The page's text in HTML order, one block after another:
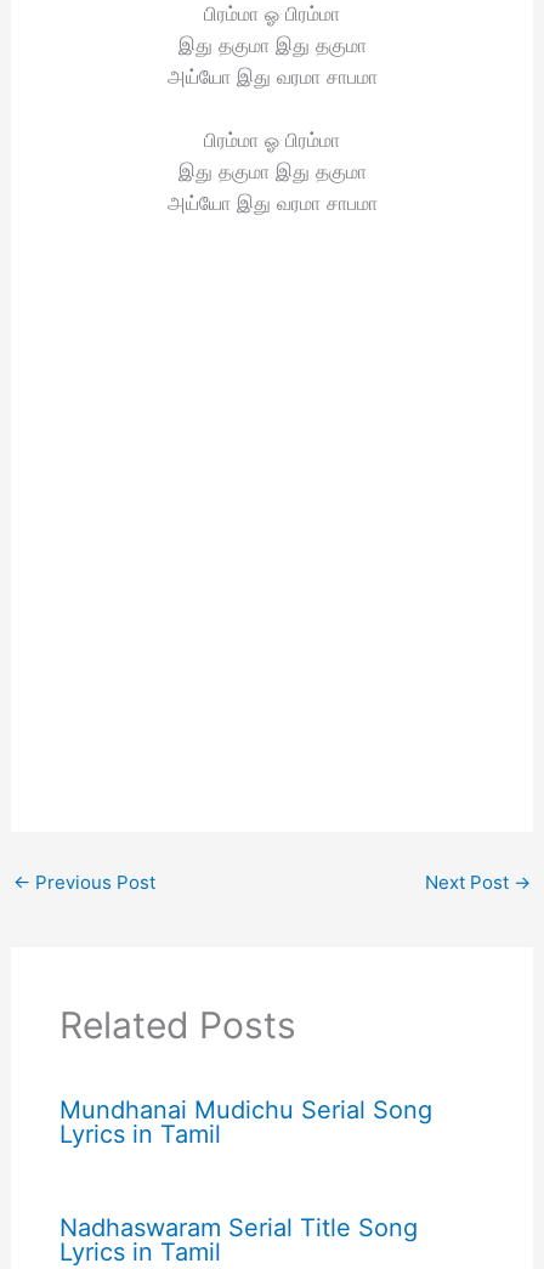
பிரம்மா ஓ பிரம்மா
இது தகுமா இது தகுமா
அய்யோ இது வரமா சாபமா
பிரம்மா ஓ பிரம்மா
இது தகுமா இது தகுமா
அய்யோ இது வரமா சாபமா
← Previous Post Next Post →
Related Posts
Mundhanai Mudichu Serial Song
Lyrics in Tamil
Nadhaswaram Serial Title Song
Lyrics in Tamil